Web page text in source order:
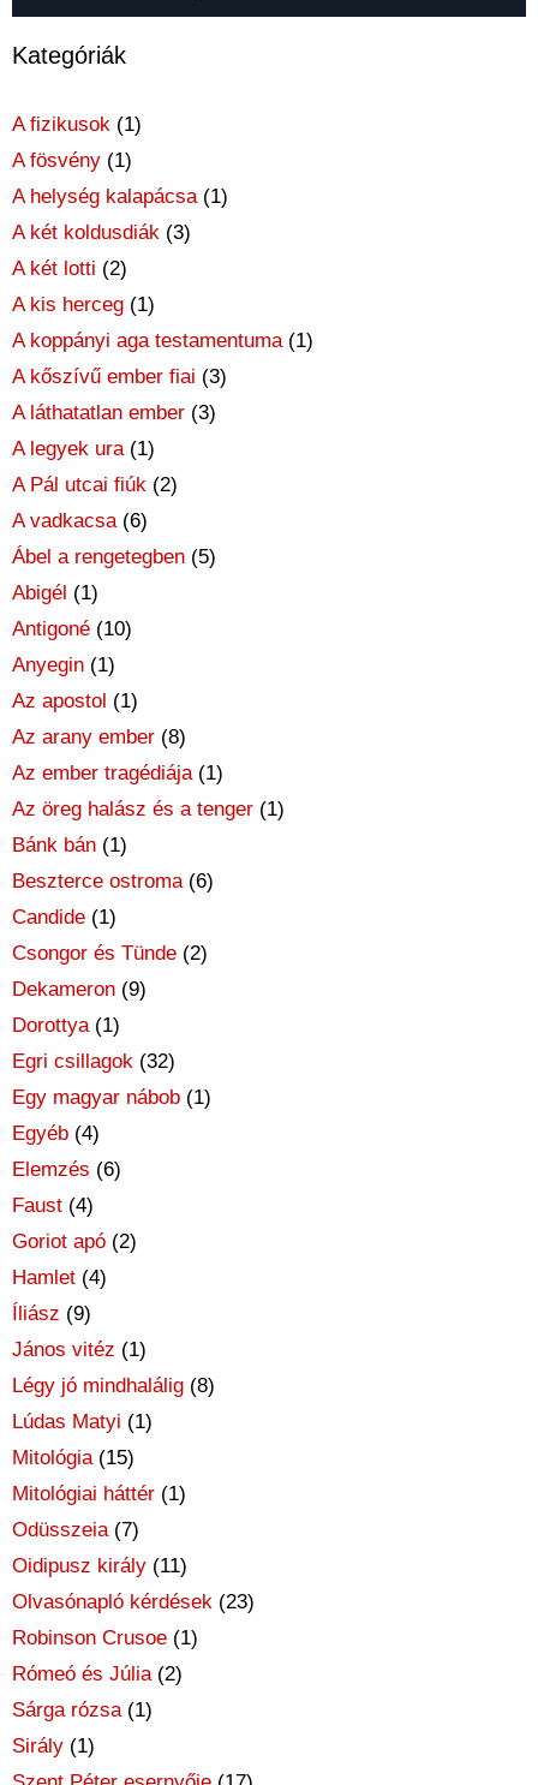
Kategóriák
A fizikusok (1)
A fösvény (1)
A helység kalapácsa(1)
A két koldusdiák (3)
A két lotti (2)
A kis herceg (1)
A koppányi aga testamentuma(1)
A kőszívű ember fiai (3)
A láthatatlan ember (3)
A legyek ura(1)
A Pál utcai fiúk (2)
A vadkacsa(6)
Ábel a rengetegben (5)
Abigél (1)
Antigoné (10)
Anyegin (1)
Az apostol (1)
Az arany ember (8)
Az ember tragédiája(1)
Az öreg halász és a tenger (1)
Bánk bán (1)
Beszterce ostroma(6)
Candide (1)
Csongor és Tünde (2)
Dekameron (9)
Dorottya(1)
Egri csillagok (32)
Egy magyar nábob (1)
Egyéb (4)
Elemzés (6)
Faust (4)
Goriot apó (2)
Hamlet (4)
Íliász (9)
János vitéz (1)
Légy jó mindhalálig (8)
Lúdas Matyi (1)
Mitológia(15)
Mitológiai háttér (1)
Odüsszeia(7)
Oidipusz király (11)
Olvasónapló kérdések (23)
Robinson Crusoe (1)
Rómeó és Júlia(2)
Sárga rózsa(1)
Sirály (1)